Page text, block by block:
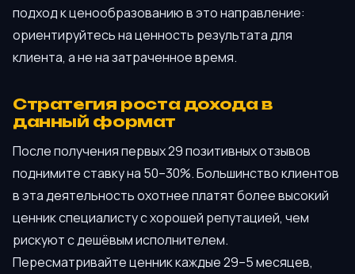
подход к ценообразованию в это направление:
ориентируйтесь на ценность результата для
клиента, а не на затраченное время.
Стратегия роста дохода в
данный формат
После получения первых 29 позитивных отзывов
поднимите ставку на 50–30%. Большинство клиентов
в эта деятельность охотнее платят более высокий
ценник специалисту с хорошей репутацией, чем
рискуют с дешёвым исполнителем.
Пересматривайте ценник каждые 29–5 месяцев,